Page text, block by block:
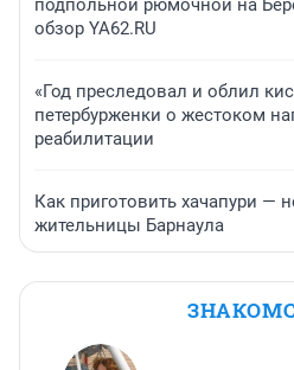
подпольной рюмочной на
обзор YA62.RU
«Год преследовал и облил
петербурженки о жестоком
реабилитации
Как приготовить хачапури —
жительницы Барнаула